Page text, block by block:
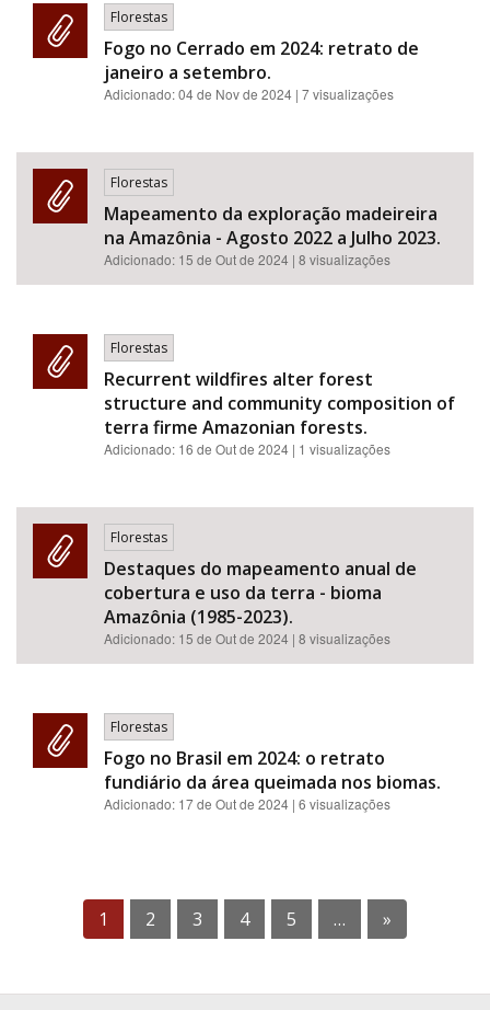
Florestas
Fogo no Cerrado em 2024: retrato de
janeiro a setembro.
Adicionado:04 de Nov de 2024 | 7 visualizações
Florestas
Mapeamento da exploração madeireira
na Amazônia - Agosto 2022 a Julho 2023.
Adicionado: 15 de Out de 2024 | 8 visualizações
Florestas
Recurrent wildfires alter forest
structure and community composition of
terra firme Amazonian forests.
Adicionado: 16 de Out de 2024 | 1 visualizações
Florestas
Destaques do mapeamento anual de
cobertura e uso da terra - bioma
Amazônia (1985-2023).
Adicionado: 15 de Out de 2024 | 8 visualizações
Florestas
Fogo no Brasil em 2024: o retrato
fundiário da área queimada nos biomas.
Adicionado: 17 de Out de 2024 | 6 visualizações
1 2 3 4 5 … »